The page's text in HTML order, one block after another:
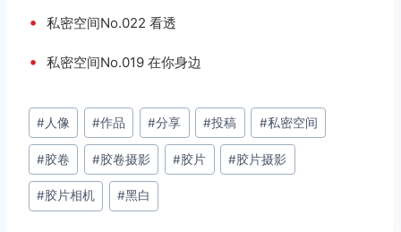
• 私密空间No.022 看透
• 私密空间No.019 在你身边
文
章
标
签：
#人像 #作品 #分享 #投稿 #私密空间
#胶卷 #胶卷摄影 #胶片 #胶片摄影
#胶片相机 #黑白